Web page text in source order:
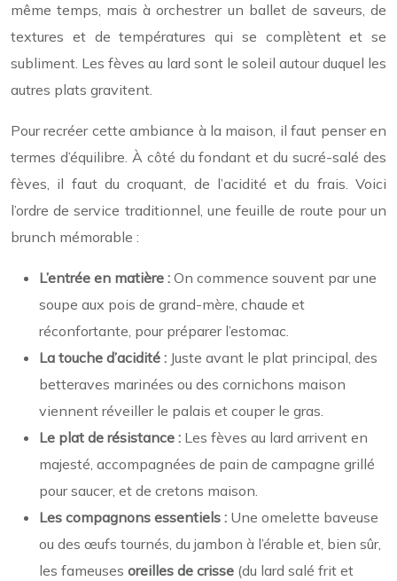
même temps, mais à orchestrer un ballet de saveurs, de
textures et de températures qui se complètent et se
subliment. Les fèves au lard sont le soleil autour duquel les
autres plats gravitent.
Pour recréer cette ambiance à la maison, il faut penser en
termes d’équilibre. À côté du fondant et du sucré-salé des
fèves, il faut du croquant, de l’acidité et du frais. Voici
l’ordre de service traditionnel, une feuille de route pour un
brunch mémorable :
L’entrée en matière : On commence souvent par une
soupe aux pois de grand-mère, chaude et
réconfortante, pour préparer l’estomac.
La touche d’acidité : Juste avant le plat principal, des
betteraves marinées ou des cornichons maison
viennent réveiller le palais et couper le gras.
Le plat de résistance : Les fèves au lard arrivent en
majesté, accompagnées de pain de campagne grillé
pour saucer, et de cretons maison.
Les compagnons essentiels : Une omelette baveuse
ou des œufs tournés, du jambon à l’érable et, bien sûr,
les fameuses oreilles de crisse (du lard salé frit et